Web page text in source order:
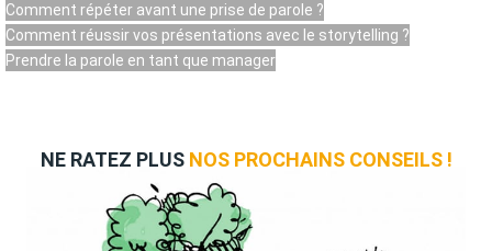
Comment répéter avant une prise de parole ?
Comment réussir vos présentations avec le storytelling ?
Prendre la parole en tant que manager
NE RATEZ PLUS NOS PROCHAINS CONSEILS !